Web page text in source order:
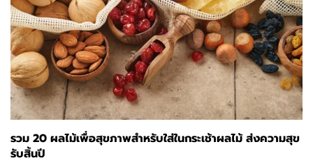
รวม 20 ผลไม้เพื่อสุขภาพสำหรับใส่ในกระเช้าผลไม้ ส่งความสุข
รับสิ้นปี